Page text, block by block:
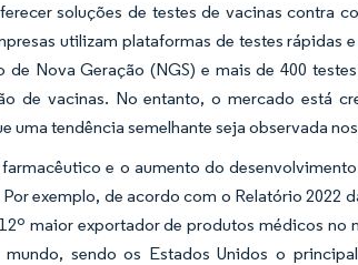
soluções de testes de vacinas contra
utilizam plataformas de testes rápidas
Nova Geração (NGS) e mais de 400
de vacinas. No entanto, o mercado está
uma tendência semelhante seja observada
e o aumento do
exemplo, de acordo com o Relatório 2022
maior exportador de produtos médicos
sendo os Estados Unidos o